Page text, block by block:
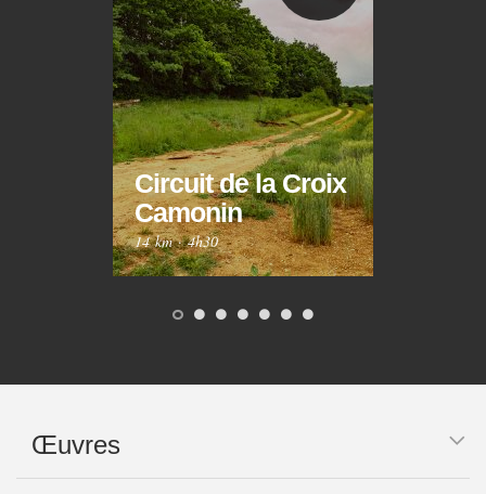
Circuit de la Croix
Camonin
14 km·4h30
Œuvres